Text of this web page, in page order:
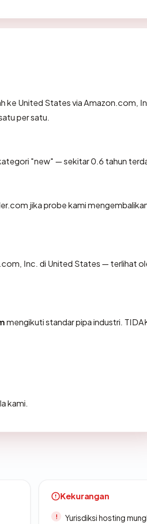
ke United States via Amazon.com,
per satu.
"new" — sekitar 0.6 tahun
jika probe kami
Inc. di United States — terlihat
mengikuti standar pipa industri.
kami.
Kekurangan
Yurisdiksi hosting